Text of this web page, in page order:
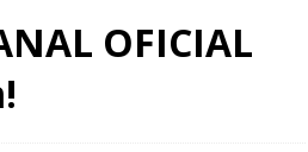
OFICIAL